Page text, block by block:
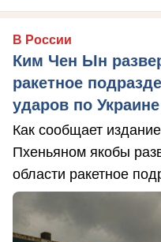
В России
Ким Чен Ын
ракетное
ударов по
Как сообщает
Пхеньяном якобы
области ракетное